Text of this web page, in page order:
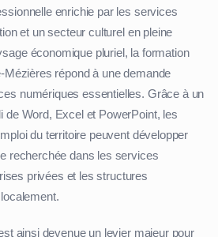
enrichie par les services
et un secteur culturel en pleine
économique pluriel, la formation
répond à une demande
numériques essentielles. Grâce à un
de Word, Excel et PowerPoint, les
du territoire peuvent développer
recherchée dans les services
privées et les structures
ainsi devenue un levier majeur pour